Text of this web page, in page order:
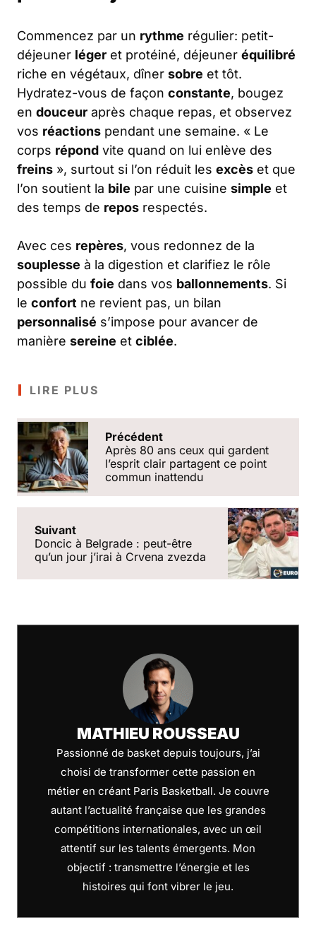
Commencez par un rythme régulier: petit-
déjeuner léger et protéiné, déjeuner équilibré
riche en végétaux, dîner sobre et tôt.
Hydratez-vous de façon constante, bougez
en douceur après chaque repas, et observez
vos réactions pendant une semaine. « Le
corps répond vite quand on lui enlève des
freins », surtout si l’on réduit les excès et que
l’on soutient la bile par une cuisine simple et
des temps de repos respectés.
Avec ces repères, vous redonnez de la
souplesse à la digestion et clarifiez le rôle
possible du foie dans vos ballonnements. Si
le confort ne revient pas, un bilan
personnalisé s’impose pour avancer de
manière sereine et ciblée.
LIRE PLUS
Précédent
Après 80 ans ceux qui gardent
lʼesprit clair partagent ce point
commun inattendu
Suivant
Doncic à Belgrade : peut-être
qu’un jour j’irai à Crvena zvezda
MATHIEU ROUSSEAU
Passionné de basket depuis toujours, j’ai
choisi de transformer cette passion en
métier en créant Paris Basketball. Je couvre
autant l’actualité française que les grandes
compétitions internationales, avec un œil
attentif sur les talents émergents. Mon
objectif : transmettre l’énergie et les
histoires qui font vibrer le jeu.